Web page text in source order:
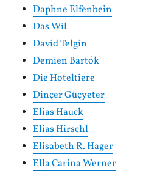
Daphne Elfenbein
Das Wil
David Telgin
Demien Bartók
Die Hoteltiere
Dinçer Güçyeter
Elias Hauck
Elias Hirschl
Elisabeth R. Hager
Ella Carina Werner